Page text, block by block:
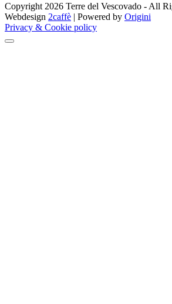
Copyright 2026 Terre del Vescovado - All
Webdesign 2caffè | Powered by Origini
Privacy & Cookie policy